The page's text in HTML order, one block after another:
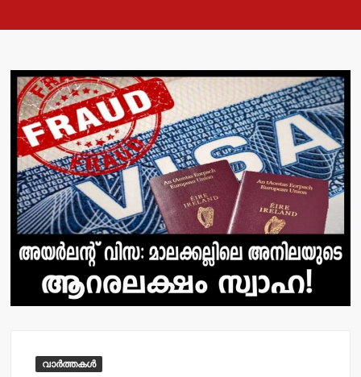
വാർത്തകൾ